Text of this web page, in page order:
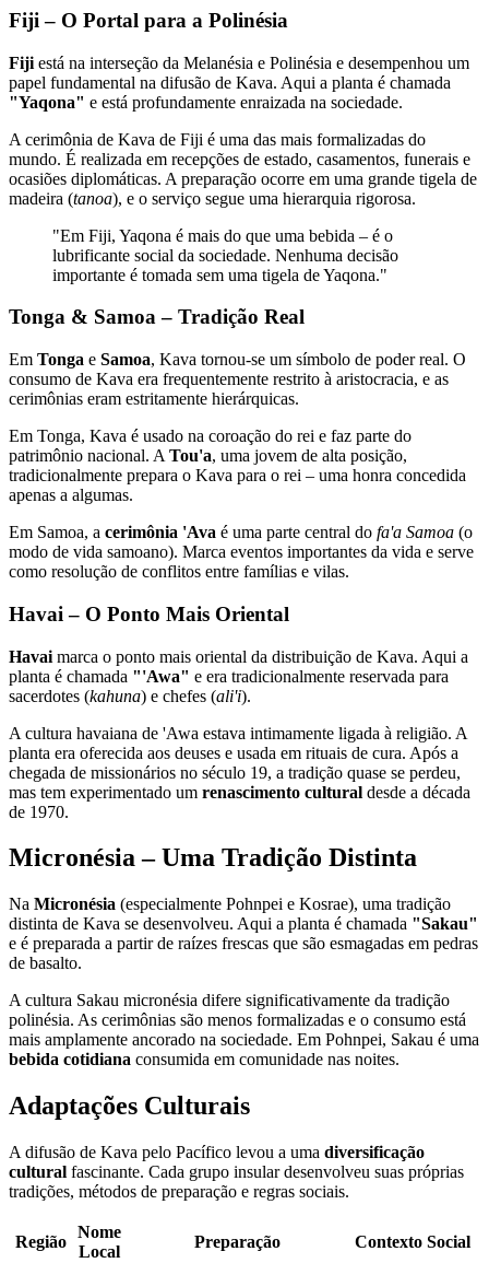
Fiji – O Portal para a Polinésia
Fiji está na interseção da Melanésia e Polinésia e desempenhou um
papel fundamental na difusão de Kava. Aqui a planta é chamada
"Yaqona" e está profundamente enraizada na sociedade.
A cerimônia de Kava de Fiji é uma das mais formalizadas do
mundo. É realizada em recepções de estado, casamentos, funerais e
ocasiões diplomáticas. A preparação ocorre em uma grande tigela de
madeira (tanoa), e o serviço segue uma hierarquia rigorosa.
"Em Fiji, Yaqona é mais do que uma bebida – é o
lubrificante social da sociedade. Nenhuma decisão
importante é tomada sem uma tigela de Yaqona."
Tonga & Samoa – Tradição Real
Em Tonga e Samoa, Kava tornou-se um símbolo de poder real. O
consumo de Kava era frequentemente restrito à aristocracia, e as
cerimônias eram estritamente hierárquicas.
Em Tonga, Kava é usado na coroação do rei e faz parte do
patrimônio nacional. A Tou'a, uma jovem de alta posição,
tradicionalmente prepara o Kava para o rei – uma honra concedida
apenas a algumas.
Em Samoa, a cerimônia 'Ava é uma parte central do fa'a Samoa (o
modo de vida samoano). Marca eventos importantes da vida e serve
como resolução de conflitos entre famílias e vilas.
Havai – O Ponto Mais Oriental
Havai marca o ponto mais oriental da distribuição de Kava. Aqui a
planta é chamada "'Awa" e era tradicionalmente reservada para
sacerdotes (kahuna) e chefes (ali'i).
A cultura havaiana de 'Awa estava intimamente ligada à religião. A
planta era oferecida aos deuses e usada em rituais de cura. Após a
chegada de missionários no século 19, a tradição quase se perdeu,
mas tem experimentado um renascimento cultural desde a década
de 1970.
Micronésia – Uma Tradição Distinta
Na Micronésia (especialmente Pohnpei e Kosrae), uma tradição
distinta de Kava se desenvolveu. Aqui a planta é chamada "Sakau"
e é preparada a partir de raízes frescas que são esmagadas em pedras
de basalto.
A cultura Sakau micronésia difere significativamente da tradição
polinésia. As cerimônias são menos formalizadas e o consumo está
mais amplamente ancorado na sociedade. Em Pohnpei, Sakau é uma
bebida cotidiana consumida em comunidade nas noites.
Adaptações Culturais
A difusão de Kava pelo Pacífico levou a uma diversificação
cultural fascinante. Cada grupo insular desenvolveu suas próprias
tradições, métodos de preparação e regras sociais.
Região
Nome
Local
Preparação Contexto Social